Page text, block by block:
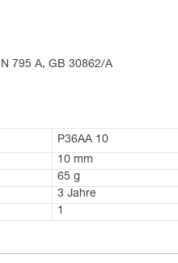
795 A, GB 30862/A
P36AA 10
10 mm
65 g
3 Jahre
1